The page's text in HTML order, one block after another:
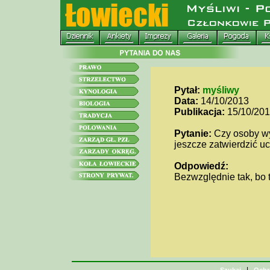
Pytał: myśliwy
Data: 14/10/2013
Publikacja: 15/10/
Pytanie: Czy osoby
jeszcze zatwierdzić
Odpowiedź:
Bezwzględnie tak, bo